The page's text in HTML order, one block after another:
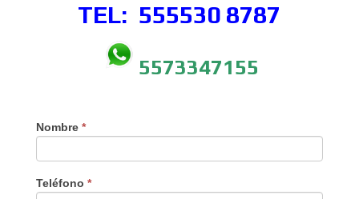
TEL: 555530 8787
5573347155
Nombre *
Teléfono *